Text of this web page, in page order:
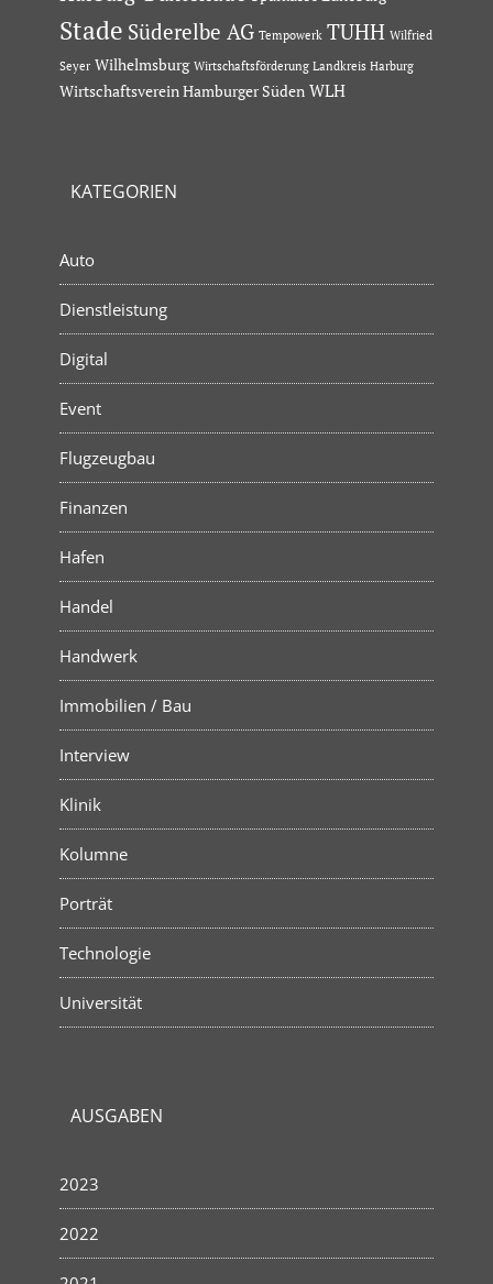
Stade Süderelbe AG Tempowerk TUHH Wilfried
Seyer Wilhelmsburg Wirtschaftsförderung Landkreis Harburg
Wirtschaftsverein Hamburger Süden WLH
KATEGORIEN
Auto
Dienstleistung
Digital
Event
Flugzeugbau
Finanzen
Hafen
Handel
Handwerk
Immobilien / Bau
Interview
Klinik
Kolumne
Porträt
Technologie
Universität
AUSGABEN
2023
2022